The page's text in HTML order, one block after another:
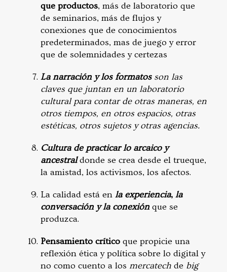
que productos, más de laboratorio que
de seminarios, más de flujos y
conexiones que de conocimientos
predeterminados, mas de juego y error
que de solemnidades y certezas
La narración y los formatos son las
claves que juntan en un laboratorio
cultural para contar de otras maneras, en
otros tiempos, en otros espacios, otras
estéticas, otros sujetos y otras agencias.
Cultura de practicar lo arcaico y
ancestral donde se crea desde el trueque,
la amistad, los activismos, los afectos.
La calidad está en la experiencia, la
conversación y la conexión que se
produzca.
Pensamiento crítico que propicie una
reflexión ética y política sobre lo digital y
no como cuento a los mercatech de big